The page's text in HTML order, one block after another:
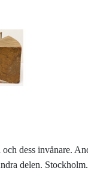
dess invånare.
delen.